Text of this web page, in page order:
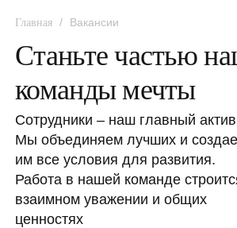
Главная / Вакансии
Станьте частью
команды мечты
Сотрудники – наш главный
Мы объединяем лучших и
им все условия для развития.
Работа в нашей команде
взаимном уважении и общих
ценностях